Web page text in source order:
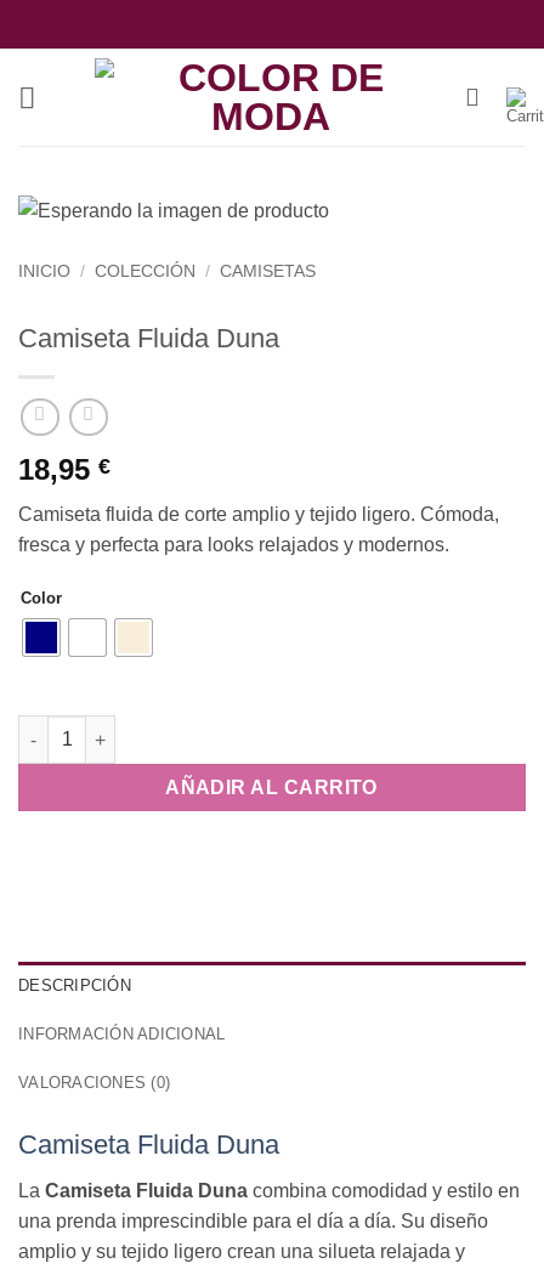
al
INICIO / COLECCIÓN / CAMISETAS
Camiseta Fluida Duna
18,95 €
Camiseta fluida de corte amplio y tejido ligero. Cómoda,
fresca y perfecta para looks relajados y modernos.
Color
Camiseta Fluida Duna cantidad
AÑADIR AL CARRITO
DESCRIPCIÓN
INFORMACIÓN ADICIONAL
VALORACIONES (0)
Camiseta Fluida Duna
La Camiseta Fluida Duna combina comodidad y estilo en
una prenda imprescindible para el día a día. Su diseño
amplio y su tejido ligero crean una silueta relajada y